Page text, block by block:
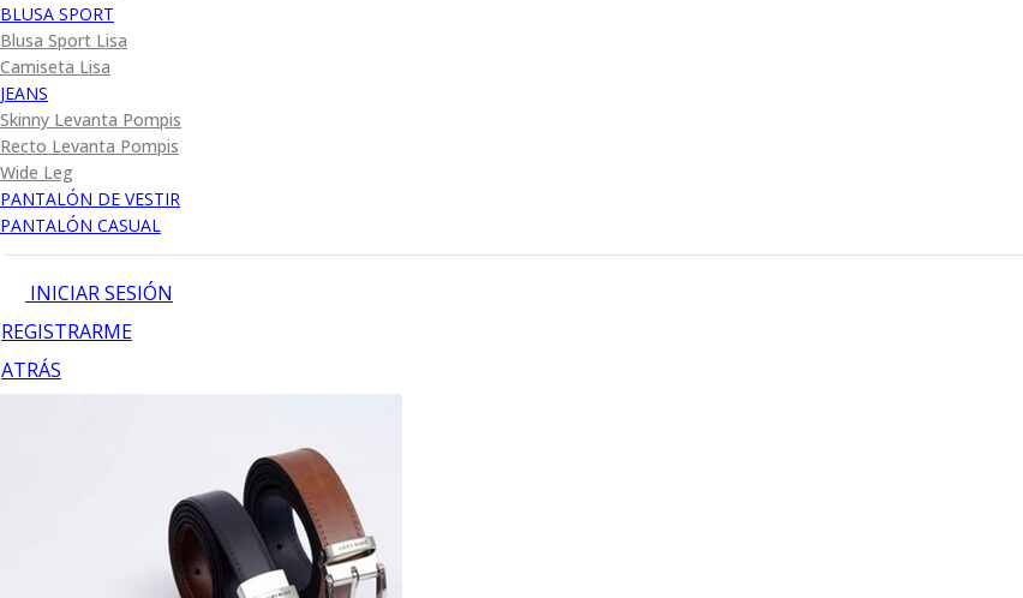
BLUSA SPORT
Blusa Sport Lisa
Camiseta Lisa
JEANS
Skinny Levanta Pompis
Recto Levanta Pompis
Wide Leg
PANTALÓN DE VESTIR
PANTALÓN CASUAL
INICIAR SESIÓN
REGISTRARME
ATRÁS